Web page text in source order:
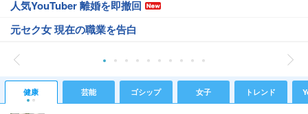
人気YouTuber 離婚を即撤回
元セク女 現在の職業を告白
健康 芸能 ゴシップ 女子 トレンド